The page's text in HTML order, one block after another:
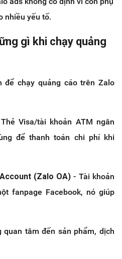
nhiều yếu tố.
gì khi chạy quảng
để chạy quảng cáo trên Zalo
Thẻ Visa/tài khoản ATM ngân
để thanh toán chi phí khi
(Zalo OA)- Tài khoản
fanpage Facebook, nó giúp
tâm đến sản phẩm, dịch